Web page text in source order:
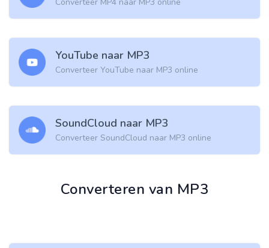
Converteer MP4 naar MP3 online
YouTube naar MP3
Converteer YouTube naar MP3 online
SoundCloud naar MP3
Converteer SoundCloud naar MP3 online
Converteren van MP3